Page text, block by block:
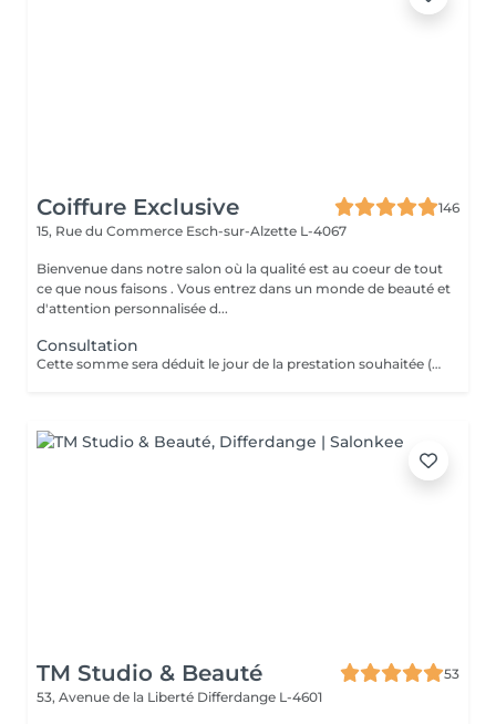
Coiffure Exclusive
146
15, Rue du Commerce Esch-sur-Alzette L-4067
Bienvenue dans notre salon où la qualité est au coeur de tout
ce que nous faisons . Vous entrez dans un monde de beauté et
d'attention personnalisée d...
Consultation
Cette somme sera déduit le jour de la prestation souhaitée ( a valoir dans les 3 mois qui suivent la consultations)
TM Studio & Beauté
53
53, Avenue de la Liberté Differdange L-4601